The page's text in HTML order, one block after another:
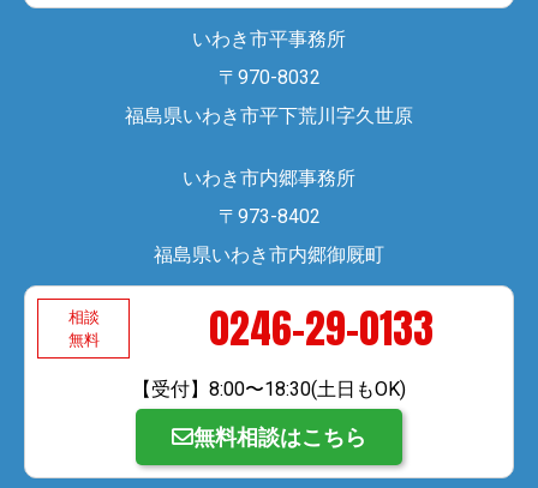
いわき市平事務所
〒970-8032
福島県いわき市平下荒川字久世原
いわき市内郷事務所
〒973-8402
福島県いわき市内郷御厩町
相談
無料
0246-29-0133
【受付】8:00〜18:30(土日もOK)
無料相談はこちら